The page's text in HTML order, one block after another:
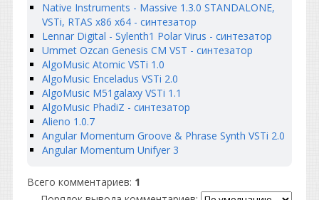
Native Instruments - Massive 1.3.0 STANDALONE,
VSTi, RTAS x86 x64 - синтезатор
Lennar Digital - Sylenth1 Polar Virus - синтезатор
Ummet Ozcan Genesis CM VST - синтезатор
AlgoMusic Atomic VSTi 1.0
AlgoMusic Enceladus VSTi 2.0
AlgoMusic M51galaxy VSTi 1.1
AlgoMusic PhadiZ - синтезатор
Alieno 1.0.7
Angular Momentum Groove & Phrase Synth VSTi 2.0
Angular Momentum Unifyer 3
Всего комментариев: 1